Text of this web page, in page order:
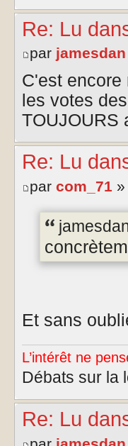
Re: Lu
par jamesdan
C'est
les votes
TOUJOURS
Re: Lu
par com_71
Et sans
L’intérêt ne
Débats sur la
Re: Lu